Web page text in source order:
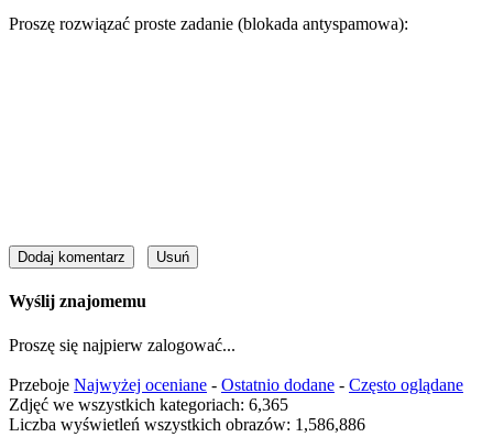
Proszę rozwiązać proste zadanie (blokada antyspamowa):
Wyślij znajomemu
Proszę się najpierw zalogować...
Przeboje Najwyżej oceniane - Ostatnio dodane - Często oglądane
Zdjęć we wszystkich kategoriach: 6,365
Liczba wyświetleń wszystkich obrazów: 1,586,886